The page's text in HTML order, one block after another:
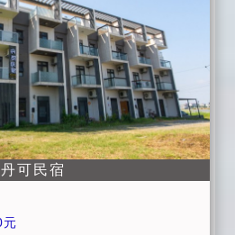
式早餐(素食的朋友請於訂房時告
肉場地(需自備食材、木炭、碗
或地震等不可抗拒因素 (以當地
上課"為準則) 時， 可全額退回
風的改期或取消是以宜蘭或住客
報達"停止上班上課"為主，不可
不佳為藉口而改期或取消) 2.變
知，帆迎將為您保留訂金三個
，而造成其他候補房間者之損
。 3.取消訂房訂金退還標準：(
定住宿日前14日取消訂房，可
丹可民宿